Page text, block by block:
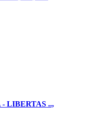
- LIBERTAS ..,